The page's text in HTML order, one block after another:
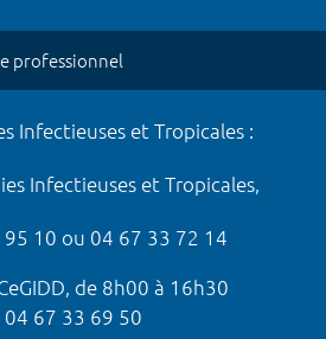
professionnel
Infectieuses et Tropicales :
Infectieuses et Tropicales,
10 ou 04 67 33 72 14
de 8h00 à 16h30
04 67 33 69 50